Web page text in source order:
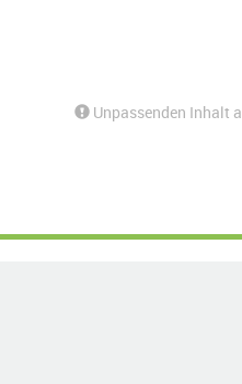
Unpassenden Inhalt